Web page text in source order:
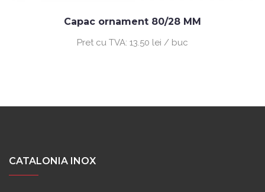
Capac ornament 80/28 MM
Pret cu TVA: 13.50 lei / buc
CATALONIA INOX